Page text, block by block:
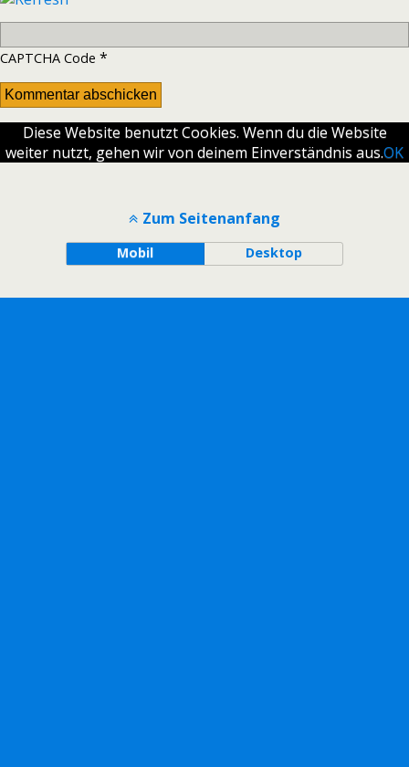
CAPTCHA Code *
Diese Website benutzt Cookies. Wenn du die Website
weiter nutzt, gehen wir von deinem Einverständnis aus.OK
Zum Seitenanfang
Mobil Desktop